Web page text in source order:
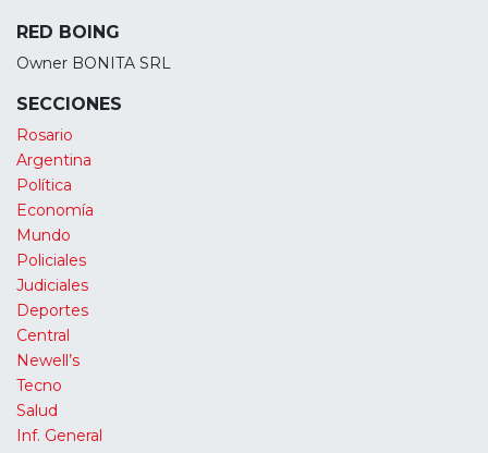
RED BOING
Owner BONITA SRL
SECCIONES
Rosario
Argentina
Política
Economía
Mundo
Policiales
Judiciales
Deportes
Central
Newell’s
Tecno
Salud
Inf. General